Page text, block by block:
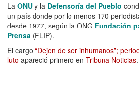
La ONU y la Defensoría del Pueblo
un país donde por lo menos 170
desde 1977, según la ONG Fundación
Prensa (FLIP).
El cargo “Dejen de ser inhumanos”;
luto apareció primero en Tribuna Noticias.